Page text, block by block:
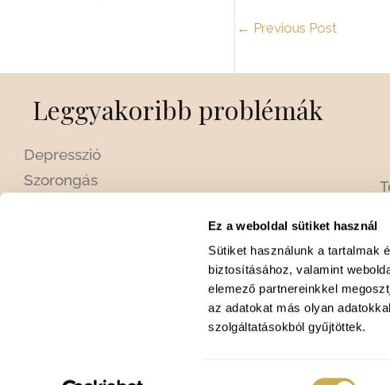
Ez a weboldal sütiket használ
Sütiket használunk a tartalmak
biztosításához, valamint
elemező partnereinkkel
az adatokat más olyan
szolgáltatásokból gyűjtöttek.
← Previous Post
Leggyakoribb problémák
Depresszió
Szorongás
Párkapcsolati problémák és szingliség
Menedzser betegségek: Stressz, burnout,